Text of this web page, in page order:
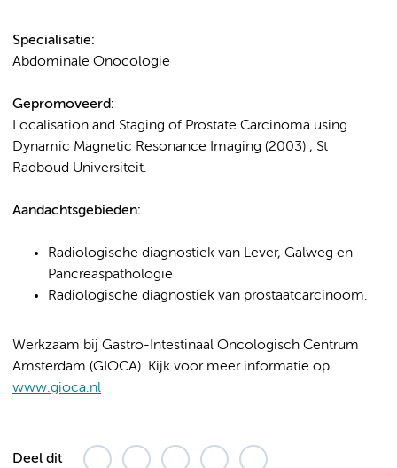
Specialisatie:
Abdominale Onocologie
Gepromoveerd:
Localisation and Staging of Prostate Carcinoma using
Dynamic Magnetic Resonance Imaging (2003) , St
Radboud Universiteit.
Aandachtsgebieden:
Radiologische diagnostiek van Lever, Galweg en
Pancreaspathologie
Radiologische diagnostiek van prostaatcarcinoom.
Werkzaam bij Gastro-Intestinaal Oncologisch Centrum
Amsterdam (GIOCA). Kijk voor meer informatie op
www.gioca.nl
Deel dit